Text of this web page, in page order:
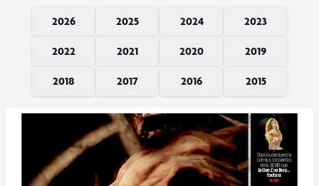
2026
Enero
2025
Diciembre
Noviembre
Octubre
Septiembre
Agosto
2024
Diciembre
Noviembre
Octubre
Septiembre
Agosto
2023
Diciembre
Noviembre
Octubre
Septiembre
Agosto
2022
Diciembre
Noviembre
Octubre
Septiembre
2021
Diciembre
Noviembre
Octubre
Septiembre
2020
Diciembre
Noviembre
Octubre
Septiembre
2019
Diciembre
Noviembre
Octubre
Septiembre
2018
Diciembre
Noviembre
Octubre
2017
Diciembre
Noviembre
Octubre
2016
Diciembre
Noviembre
Octubre
2015
Diciembre
Noviembre
Octubre